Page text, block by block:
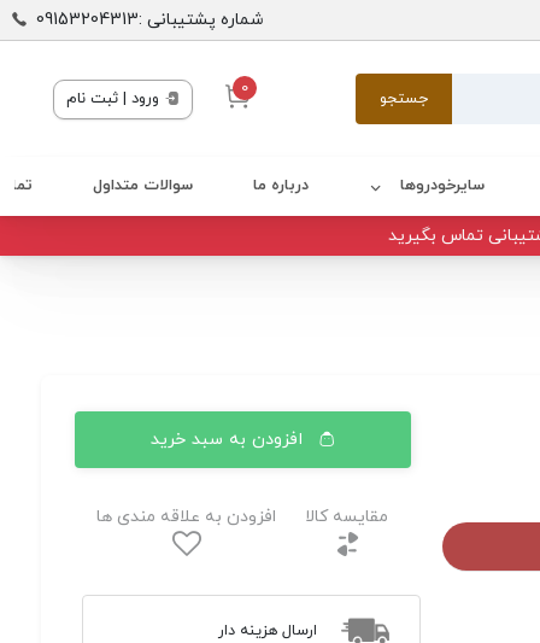
شماره پشتیبانی :09153204313
جستجو 0 ورود | ثبت نام
سایرخودروها درباره ما سوالات متداول
تماس بگیرید
افزودن به سبد خرید
مقایسه کالا افزودن به علاقه مندی ها
ارسال هزینه دار